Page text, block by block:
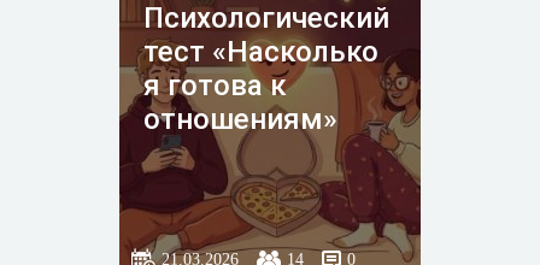
Психологический
тест «Насколько
я готова к
отношениям»
21.03.2026 14 0